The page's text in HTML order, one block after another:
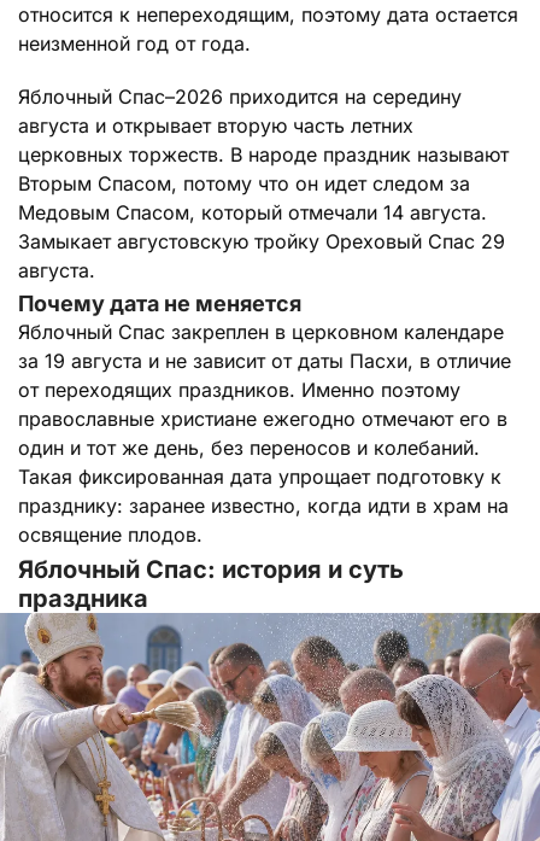
относится к непереходящим, поэтому дата остается
неизменной год от года.
Яблочный Спас–2026 приходится на середину
августа и открывает вторую часть летних
церковных торжеств. В народе праздник называют
Вторым Спасом, потому что он идет следом за
Медовым Спасом, который отмечали 14 августа.
Замыкает августовскую тройку Ореховый Спас 29
августа.
Почему дата не меняется
Яблочный Спас закреплен в церковном календаре
за 19 августа и не зависит от даты Пасхи, в отличие
от переходящих праздников. Именно поэтому
православные христиане ежегодно отмечают его в
один и тот же день, без переносов и колебаний.
Такая фиксированная дата упрощает подготовку к
празднику: заранее известно, когда идти в храм на
освящение плодов.
Яблочный Спас: история и суть
праздника